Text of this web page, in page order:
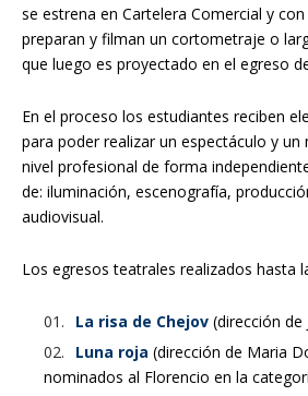
se estrena en Cartelera Comercial y
preparan y filman un cortometraje o
que luego es proyectado en el egreso
En el proceso los estudiantes reciben
para poder realizar un espectáculo y un
nivel profesional de forma
de: iluminación, escenografía,
audiovisual.
Los egresos teatrales realizados hasta
La risa de Chejov(dirección de
Luna roja (dirección de Maria
nominados al Florencio en la